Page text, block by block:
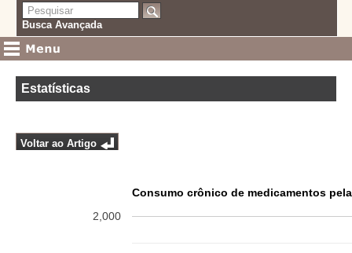
Busca Avançada
Estatísticas
Voltar ao Artigo
Consumo crônico de medicamentos
2,000